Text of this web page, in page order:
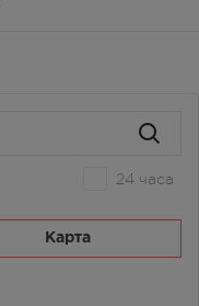
24 часа
Карта